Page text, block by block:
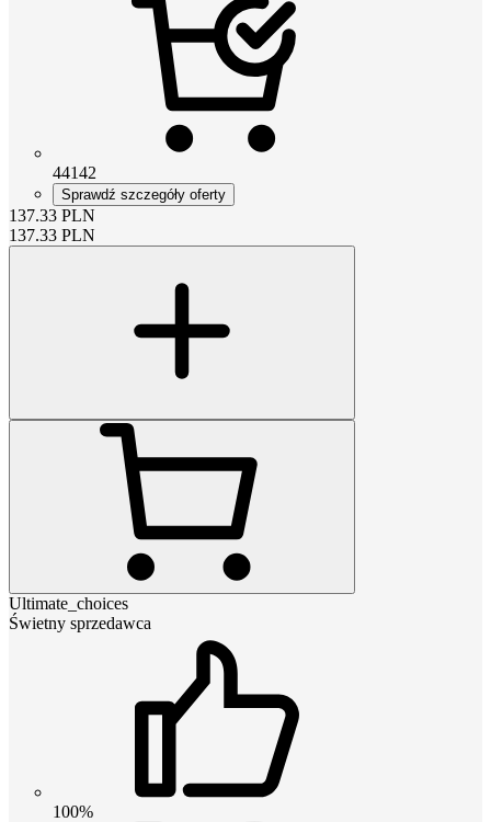
44142
Sprawdź szczegóły oferty
137.33 PLN
137.33 PLN
Ultimate_choices
Świetny sprzedawca
100%